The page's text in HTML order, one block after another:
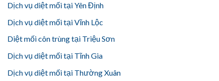
Dịch vụ diệt mối tại Yên Định
Dịch vụ diệt mối tại Vĩnh Lộc
Diệt mối côn trùng tại Triệu Sơn
Dịch vụ diệt mối tại Tĩnh Gia
Dịch vụ diệt mối tại Thường Xuân